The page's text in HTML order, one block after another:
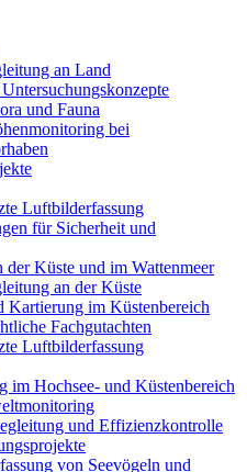
an Land
und Fauna
bei
Luftbilderfassung
für Sicherheit und
der Küste und im Wattenmeer
an der Küste
Kartierung im Küstenbereich
Fachgutachten
Luftbilderfassung
im Hochsee- und Küstenbereich
und Effizienzkontrolle
von Seevögeln und